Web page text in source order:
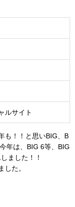
ルサイト
も！！と思いBIG、B
年は、BIG 6等、BIG
ました！！
た。